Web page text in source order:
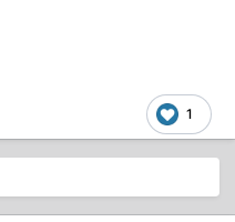
1